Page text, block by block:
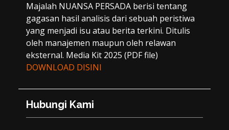
Majalah NUANSA PERSADA berisi tentang
gagasan hasil analisis dari sebuah peristiwa
yang menjadi isu atau berita terkini. Ditulis
oleh manajemen maupun oleh relawan
eksternal. Media Kit 2025 (PDF file)
DOWNLOAD DISINI
Hubungi Kami